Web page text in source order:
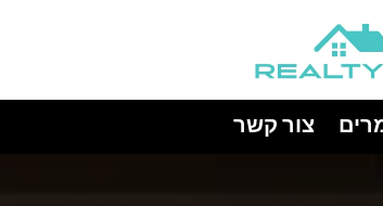
צור קשר